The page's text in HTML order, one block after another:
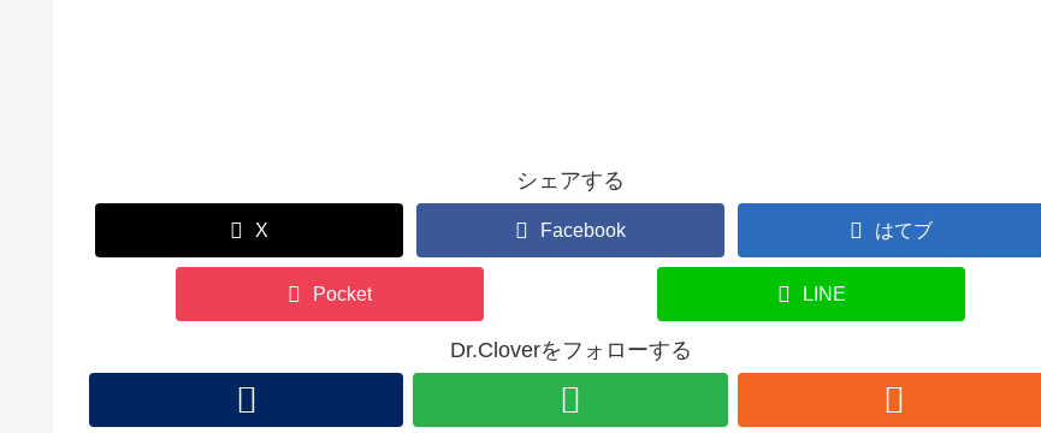
シェアする
X Facebook はてブ
Pocket LINE
Dr.Cloverをフォローする